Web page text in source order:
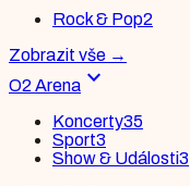
Rock & Pop2
Zobrazit vše →
O2 Arena expand_more
Koncerty35
Sport3
Show & Události3